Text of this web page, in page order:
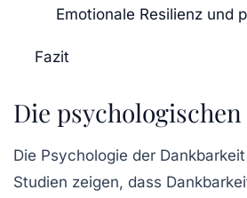
Emotionale Resilienz und
Fazit
Die
Die Psychologie der Dankbarkeit
Studien zeigen, dass